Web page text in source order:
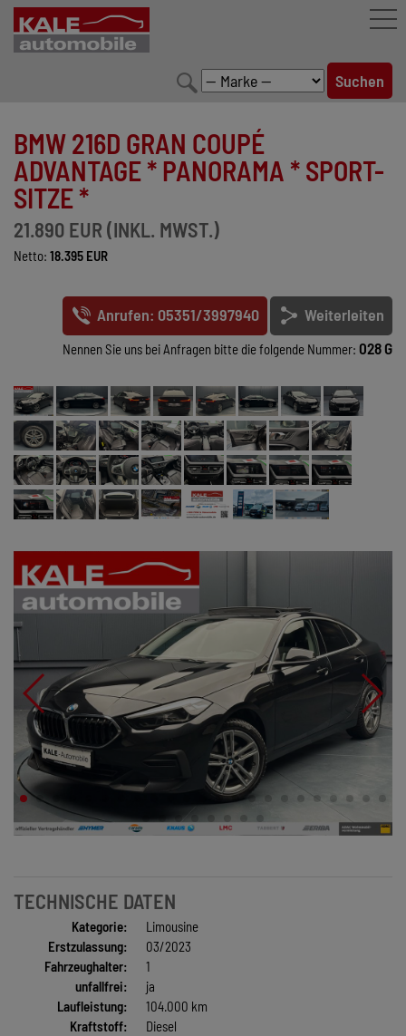
LEISTUNGEN
KONFIGURATOR
MARKENWELT
KONTAKT
BMW 216D GRAN COUPÉ
ADVANTAGE * PANORAMA * SPORT-
SITZE *
21.890 EUR (INKL. MWST.)
Netto: 18.395 EUR
Anrufen: 05351/3997940 Weiterleiten
Nennen Sie uns bei Anfragen bitte die folgende Nummer: 028 G
TECHNISCHE DATEN
Kategorie:
Limousine
Erstzulassung:
03/2023
Fahrzeughalter:
1
unfallfrei:
ja
Laufleistung:
104.000 km
Kraftstoff:
Diesel